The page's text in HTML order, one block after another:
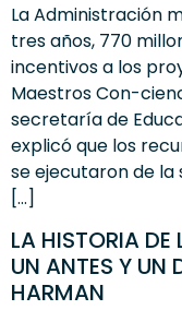
La Administración
tres años, 770
incentivos a los
Maestros Con-
secretaría de
explicó que los
se ejecutaron de la
[…]
LA HISTORIA DE
UN ANTES Y UN
HARMAN